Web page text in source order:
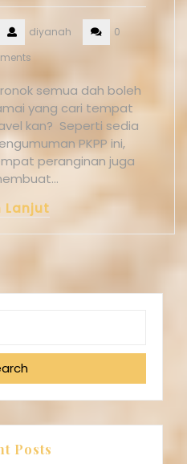
diyanah
0
semua dah boleh
yang cari tempat
kan? Seperti sedia
PKPP ini,
peranginan juga
Lanjut
Posts